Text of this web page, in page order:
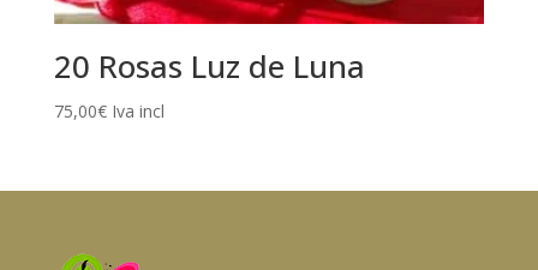
20 Rosas Luz de Luna
75,00€ Iva incl